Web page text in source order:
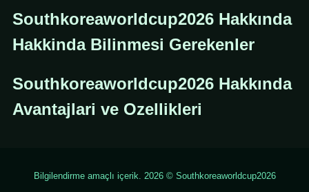
Southkoreaworldcup2026 Hakkında
Hakkinda Bilinmesi Gerekenler
Southkoreaworldcup2026 Hakkında
Avantajlari ve Ozellikleri
Bilgilendirme amaçlı içerik. 2026 © Southkoreaworldcup2026